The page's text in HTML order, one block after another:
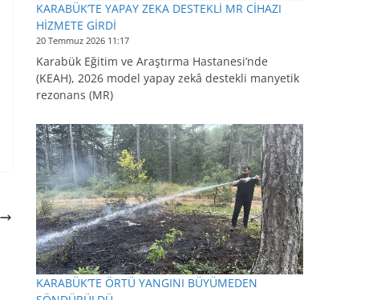
KARABÜK’TE YAPAY ZEKA DESTEKLİ MR CİHAZI
HİZMETE GİRDİ
20 Temmuz 2026 11:17
Karabük Eğitim ve Araştırma Hastanesi’nde
(KEAH), 2026 model yapay zekâ destekli manyetik
rezonans (MR)
KARABÜK’TE ÖRTÜ YANGINI BÜYÜMEDEN